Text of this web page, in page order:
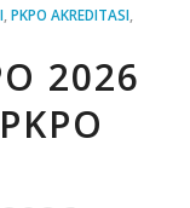
,PKPO AKREDITASI
2026